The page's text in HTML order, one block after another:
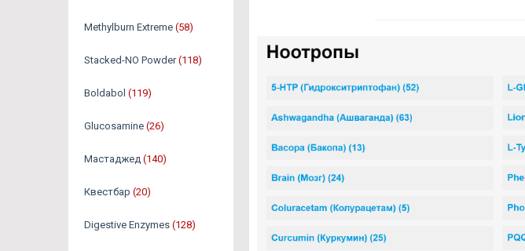
Methylburn Extreme (58)
Stacked-NO Powder (118)
Boldabol (119)
Glucosamine (26)
Мастаджед (140)
Квестбар (20)
Digestive Enzymes (128)